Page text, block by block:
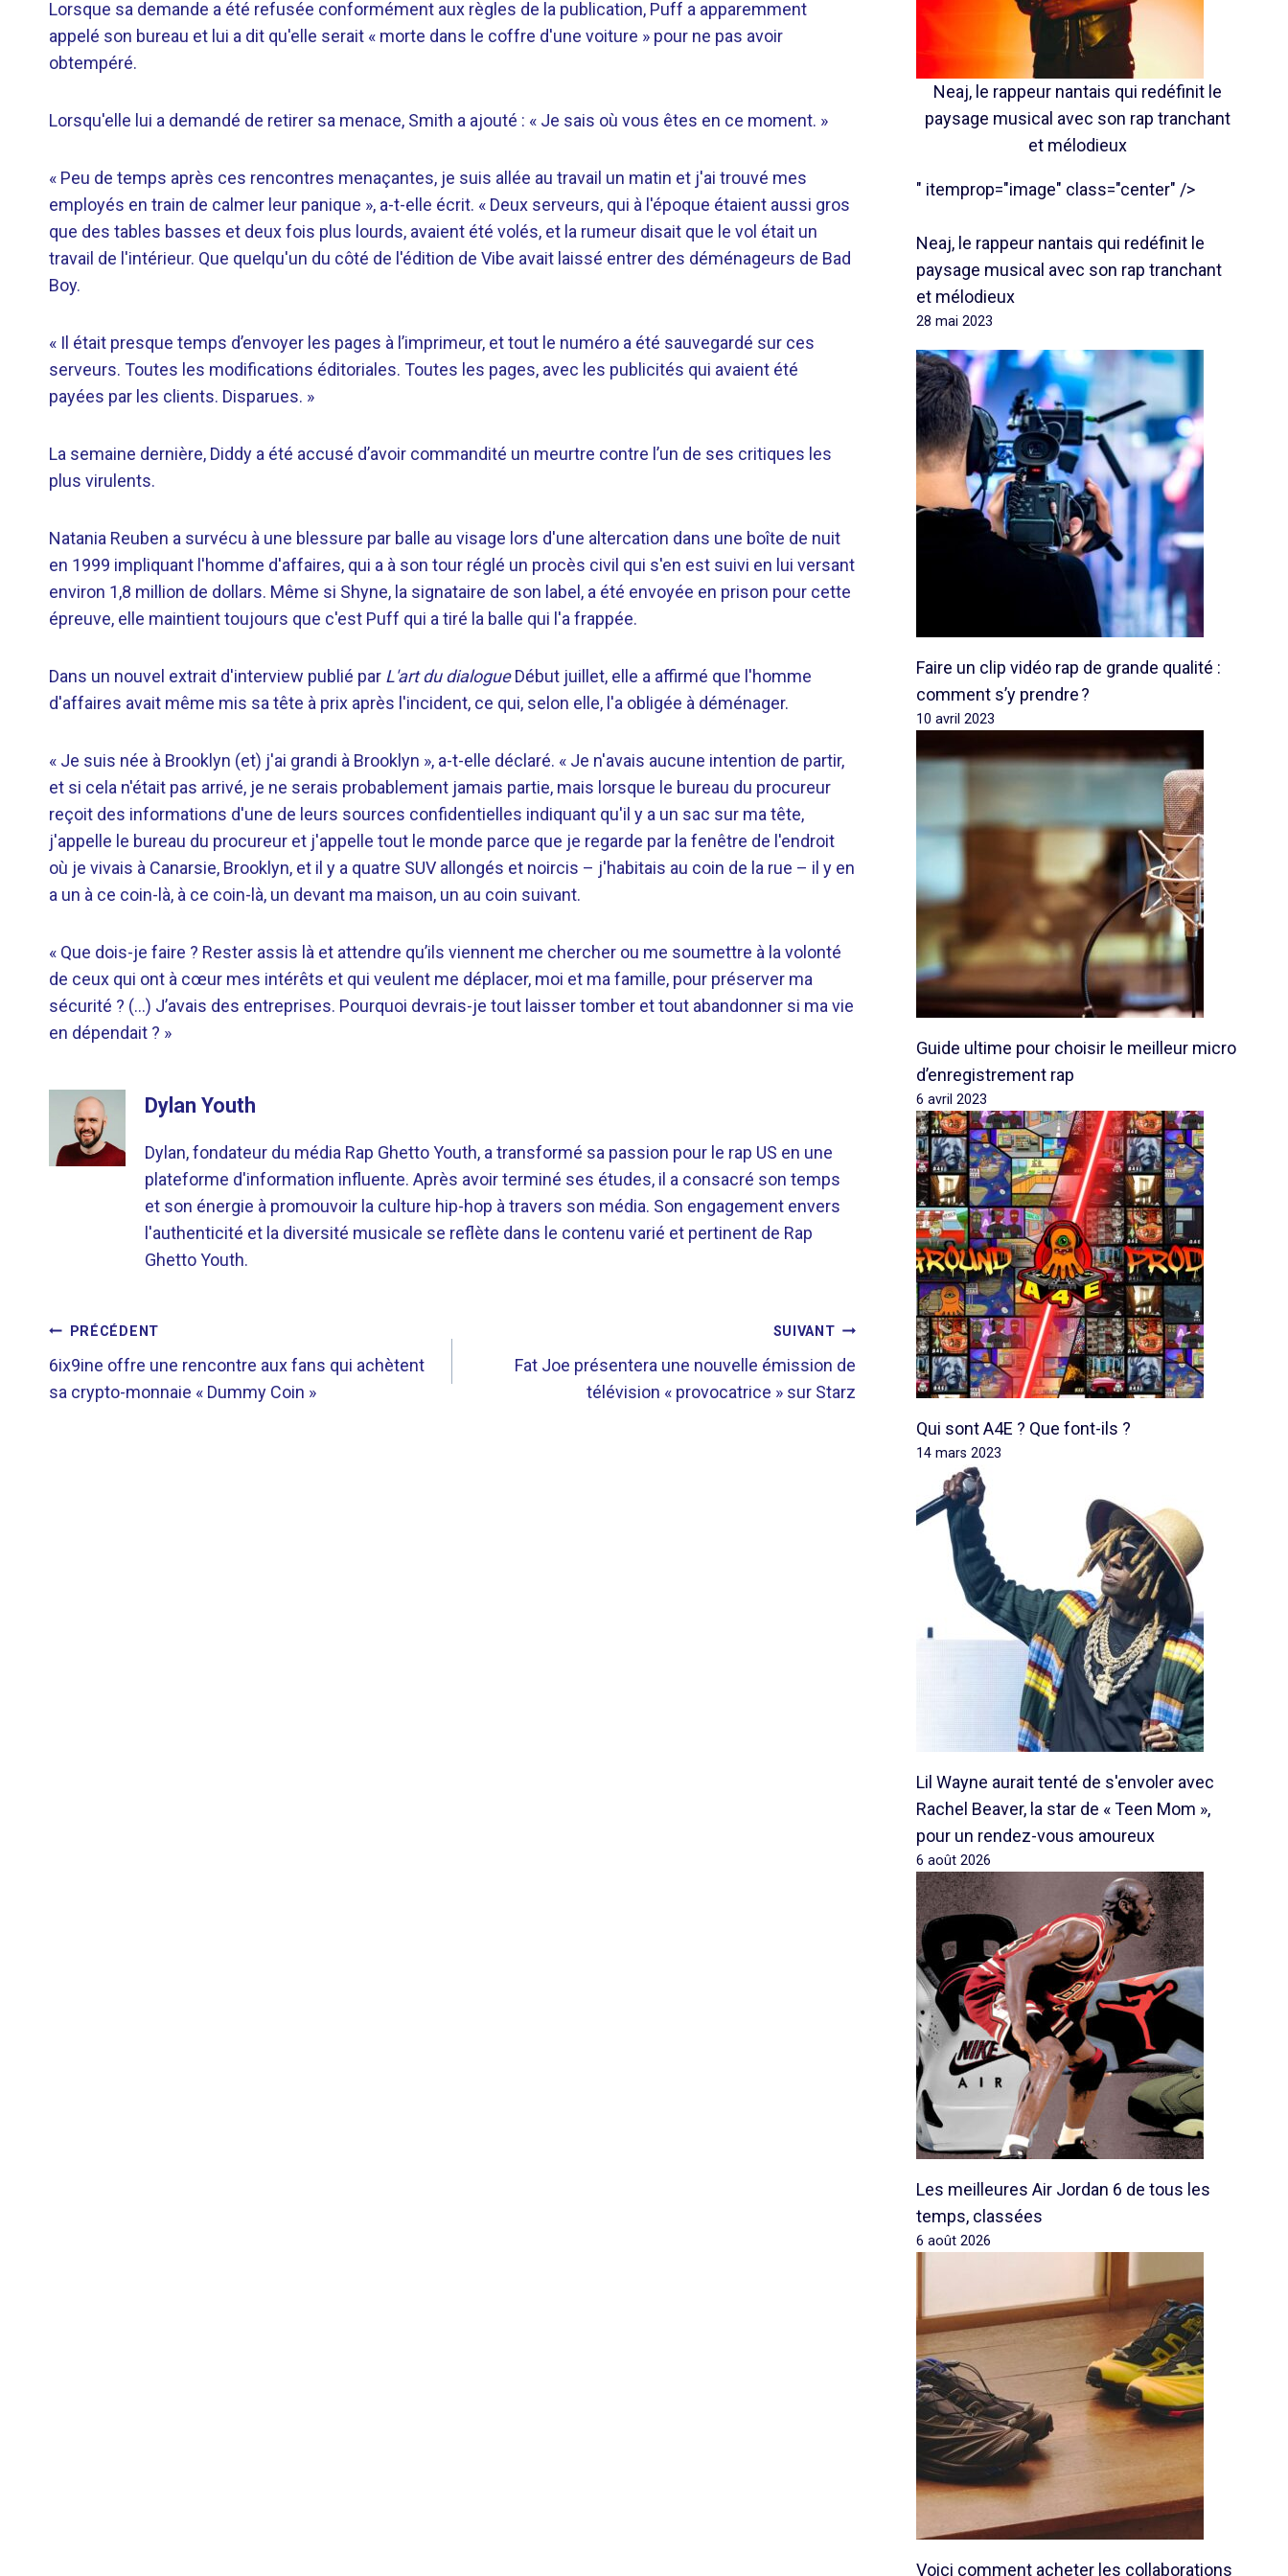
Lorsque sa demande a été refusée conformément aux règles de la publication, Puff a apparemment
appelé son bureau et lui a dit qu'elle serait « morte dans le coffre d'une voiture » pour ne pas avoir
obtempéré.
Lorsqu'elle lui a demandé de retirer sa menace, Smith a ajouté : « Je sais où vous êtes en ce moment. »
« Peu de temps après ces rencontres menaçantes, je suis allée au travail un matin et j'ai trouvé mes
employés en train de calmer leur panique », a-t-elle écrit. « Deux serveurs, qui à l'époque étaient aussi gros
que des tables basses et deux fois plus lourds, avaient été volés, et la rumeur disait que le vol était un
travail de l'intérieur. Que quelqu'un du côté de l'édition de Vibe avait laissé entrer des déménageurs de Bad
Boy.
« Il était presque temps d’envoyer les pages à l’imprimeur, et tout le numéro a été sauvegardé sur ces
serveurs. Toutes les modifications éditoriales. Toutes les pages, avec les publicités qui avaient été
payées par les clients. Disparues. »
La semaine dernière, Diddy a été accusé d’avoir commandité un meurtre contre l’un de ses critiques les
plus virulents.
Natania Reuben a survécu à une blessure par balle au visage lors d'une altercation dans une boîte de nuit
en 1999 impliquant l'homme d'affaires, qui a à son tour réglé un procès civil qui s'en est suivi en lui versant
environ 1,8 million de dollars. Même si Shyne, la signataire de son label, a été envoyée en prison pour cette
épreuve, elle maintient toujours que c'est Puff qui a tiré la balle qui l'a frappée.
Dans un nouvel extrait d'interview publié par L'art du dialogueDébut juillet, elle a affirmé que l'homme
d'affaires avait même mis sa tête à prix après l'incident, ce qui, selon elle, l'a obligée à déménager.
« Je suis née à Brooklyn (et) j'ai grandi à Brooklyn », a-t-elle déclaré. « Je n'avais aucune intention de partir,
et si cela n'était pas arrivé, je ne serais probablement jamais partie, mais lorsque le bureau du procureur
reçoit des informations d'une de leurs sources confidentielles indiquant qu'il y a un sac sur ma tête,
j'appelle le bureau du procureur et j'appelle tout le monde parce que je regarde par la fenêtre de l'endroit
où je vivais à Canarsie, Brooklyn, et il y a quatre SUV allongés et noircis – j'habitais au coin de la rue – il y en
a un à ce coin-là, à ce coin-là, un devant ma maison, un au coin suivant.
« Que dois-je faire ? Rester assis là et attendre qu’ils viennent me chercher ou me soumettre à la volonté
de ceux qui ont à cœur mes intérêts et qui veulent me déplacer, moi et ma famille, pour préserver ma
sécurité ? (…) J’avais des entreprises. Pourquoi devrais-je tout laisser tomber et tout abandonner si ma vie
en dépendait ? »
Dylan Youth
Dylan, fondateur du média Rap Ghetto Youth, a transformé sa passion pour le rap US en une
plateforme d'information influente. Après avoir terminé ses études, il a consacré son temps
et son énergie à promouvoir la culture hip-hop à travers son média. Son engagement envers
l'authenticité et la diversité musicale se reflète dans le contenu varié et pertinent de Rap
Ghetto Youth.
NAVIGATION
DE
PRÉCÉDENT
6ix9ine offre une rencontre aux fans qui achètent
sa crypto-monnaie « Dummy Coin »
SUIVANT
Fat Joe présentera une nouvelle émission de
télévision « provocatrice » sur Starz
Neaj, le rappeur nantais qui redéfinit le
paysage musical avec son rap tranchant
et mélodieux
" itemprop="image" class="center" />
Neaj, le rappeur nantais qui redéfinit le
paysage musical avec son rap tranchant
et mélodieux
28 mai 2023
Faire un clip vidéo rap de grande qualité :
comment s’y prendre ?
10 avril 2023
Guide ultime pour choisir le meilleur micro
d’enregistrement rap
6 avril 2023
Qui sont A4E ? Que font-ils ?
14 mars 2023
Lil Wayne aurait tenté de s'envoler avec
Rachel Beaver, la star de « Teen Mom »,
pour un rendez-vous amoureux
6 août 2026
Les meilleures Air Jordan 6 de tous les
temps, classées
6 août 2026
Voici comment acheter les collaborations